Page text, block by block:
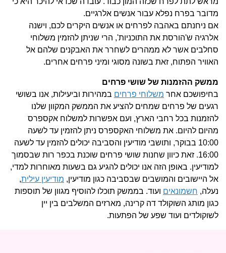
מדובר בפרח נפלא עבור אנשים אלרגיים.
אם ניחנתם באהבה לפרחים או אנשים היקרים לכם, וישנה
אלרגיה ש'הורסת את התוכניות', הרי שניתן להזמין משלוחי
סחלבים אשר לא ממהרים לשחרר את האבקנים שלהם אל
האוויר הפתוח, זאת בשונה מסוגי ומיני פרחים אחרים.
ממשק ההזמנות של שושי פרחים
בחיפושכם אחר משלוחי פרחים במהירות וביעילות, אנו בשושי
רגעים של פרחים שמחים להציע את הממשק המקוון שלנו
להזמנות בכל רחבי הארץ, ועם אפשרות למשלוח אקספרס
מהיום להיום. את משלוחי האקספרס ניתן להזמין עד לשעה
10:00 בבוקר, ותושבי מודיעין והסביבה יכולים להזמין עד לשעה
16:00. זאת כיוון שחנות שושי פרחים שוכנת בכפר רות שבסמוך
למודיעין. באופן הזה אנו יכולים להגיע גם בשעות מאוחרות למדי,
אל היישובים והמושבים שבסביבה כגון מודיעין, מודיעין עילית,
נעלה, חשמונאים ועוד. בממשק תוכלו להוסיף מגוון של תוספות
כגון מותג השוקולד דה קרינה, מארזים המשלבים בין יין
לשוקולדים ועוד שפע של הפתעות.